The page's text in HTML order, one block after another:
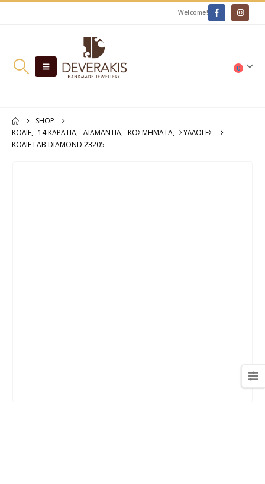
Welcome!
0
SHOP
ΚΟΛΙΈ, 14 ΚΑΡΆΤΙΑ, ΔΙΑΜΆΝΤΙΑ, ΚΟΣΜΗΜΑΤΑ, ΣΥΛΛΟΓΕΣ
ΚΟΛΙΈ LAB DIAMOND 23205